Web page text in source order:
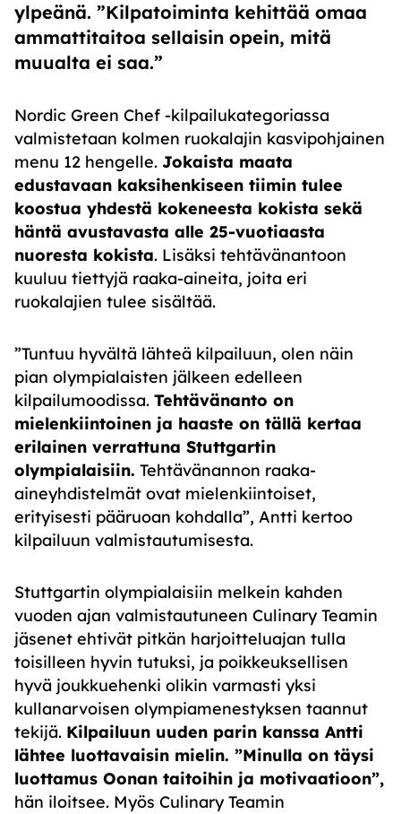
ylpeänä. ”Kilpatoiminta kehittää omaa
ammattitaitoa sellaisin opein, mitä
muualta ei saa.”
Nordic Green Chef -kilpailukategoriassa
valmistetaan kolmen ruokalajin kasvipohjainen
menu 12 hengelle. Jokaista maata
edustavaan kaksihenkiseen tiimin tulee
koostua yhdestä kokeneesta kokista sekä
häntä avustavasta alle 25-vuotiaasta
nuoresta kokista. Lisäksi tehtävänantoon
kuuluu tiettyjä raaka-aineita, joita eri
ruokalajien tulee sisältää.
”Tuntuu hyvältä lähteä kilpailuun, olen näin
pian olympialaisten jälkeen edelleen
kilpailumoodissa. Tehtävänanto on
mielenkiintoinen ja haaste on tällä kertaa
erilainen verrattuna Stuttgartin
olympialaisiin. Tehtävänannon raaka-
aineyhdistelmät ovat mielenkiintoiset,
erityisesti pääruoan kohdalla”, Antti kertoo
kilpailuun valmistautumisesta.
Stuttgartin olympialaisiin melkein kahden
vuoden ajan valmistautuneen CulinaryTeamin
jäsenet ehtivät pitkän harjoitteluajan tulla
toisilleen hyvin tutuksi, ja poikkeuksellisen
hyvä joukkuehenki olikin varmasti yksi
kullanarvoisen olympiamenestyksen taannut
tekijä. Kilpailuun uuden parin kanssa Antti
lähtee luottavaisin mielin. ”Minulla on täysi
luottamus Oonan taitoihin ja motivaatioon”,
hän iloitsee. Myös CulinaryTeamin